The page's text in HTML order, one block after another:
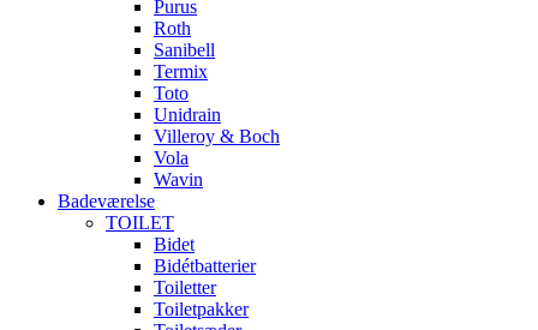
Purus
Roth
Sanibell
Termix
Toto
Unidrain
Villeroy & Boch
Vola
Wavin
Badeværelse
TOILET
Bidet
Bidétbatterier
Toiletter
Toiletpakker